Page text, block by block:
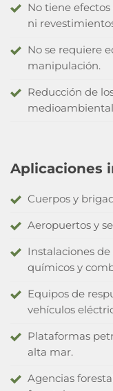
No tiene
ni
No se requiere
manipulación.
Reducción de
Aplicaciones
Cuerpos y
Aeropuertos y
Instalaciones
químicos y
Equipos de
vehículos
Plataformas
alta mar.
Agencias